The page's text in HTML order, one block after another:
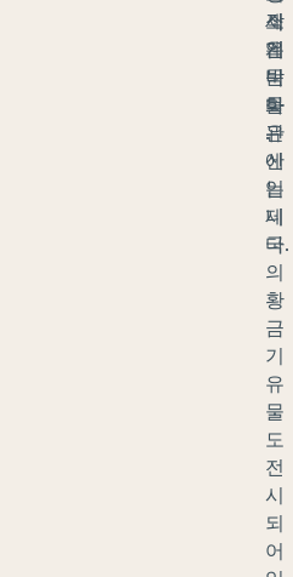
작
은
박
물
관
에
는
제
국
의
황
금
기
유
물
도
전
시
되
어
소
입
니
다
.
세
계
문
화
유
산
입
니
다.